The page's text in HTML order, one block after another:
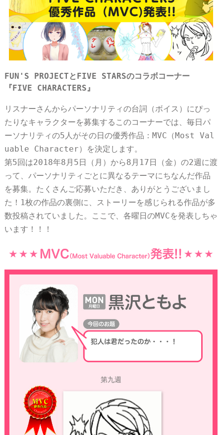
FUN'S PROJECTとFIVE STARSのコラボコーナー
『FIVE CHARACTERS』
リスナーさんからパーソナリティの台詞（ボイス）にぴっ
たりなキャラクターを募集するこのコーナーでは、毎日パ
ーソナリティの5人がその日の優秀作品：MVC（Most Val
uable Character）を決定します。
第5回は2018年8月5日（月）から8月17日（金）の2週に渡
って、パーソナリティごとに異なるテーマにちなんだ作品
を募集。たくさんご応募いただき、ありがとうございまし
た！1枚の作品の裏側に、ストーリーを感じられる作品が多
数投稿されていました。ここで、各曜日のMVCを発表しちゃ
います！！！
第九週